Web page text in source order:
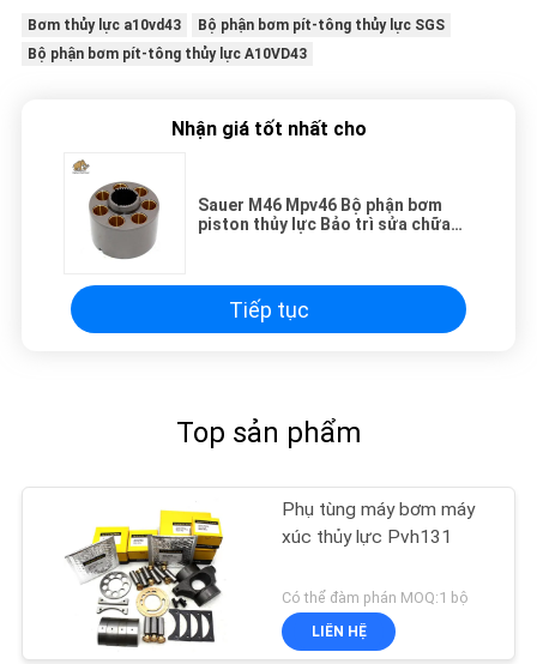
Bơm thủy lực a10vd43
Bộ phận bơm pít-tông thủy lực SGS
Bộ phận bơm pít-tông thủy lực A10VD43
Nhận giá tốt nhất cho
Sauer M46 Mpv46 Bộ phận bơm
piston thủy lực Bảo trì sửa chữa
Tiếp tục
Top sản phẩm
Phụ tùng máy bơm máy
xúc thủy lực Pvh131
Có thể đàm phán MOQ:1 bộ
LIÊN HỆ